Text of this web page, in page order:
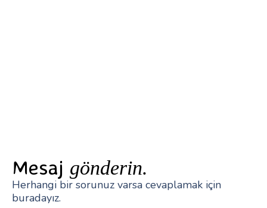
Mesaj gönderin.
Herhangi bir sorunuz varsa cevaplamak için
buradayız.